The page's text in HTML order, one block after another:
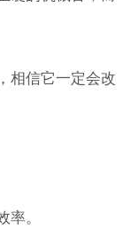
相信它一定会改
。